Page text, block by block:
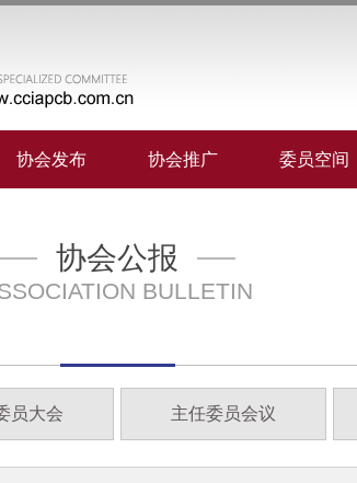
协会发布 协会推广 委员空间
协会公报
BULLETIN
员大会 主任委员会议